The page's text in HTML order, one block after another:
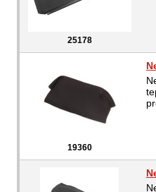
25178
19360